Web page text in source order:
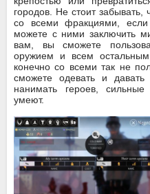
городов. Не стоит забывать,
со всеми фракциями,
можете с ними заключить
вам, вы сможете
оружием и всем
конечно со всеми так не
сможете одевать и
нанимать героев,
умеют.